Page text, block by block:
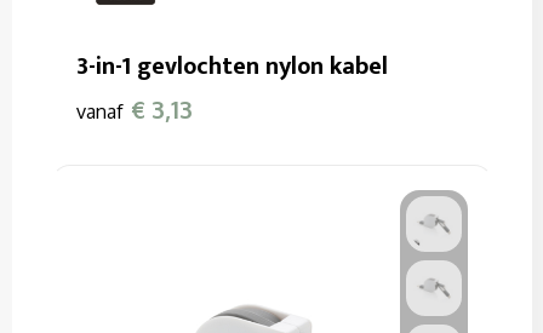
3-in-1 gevlochten nylon kabel
vanaf € 3,13